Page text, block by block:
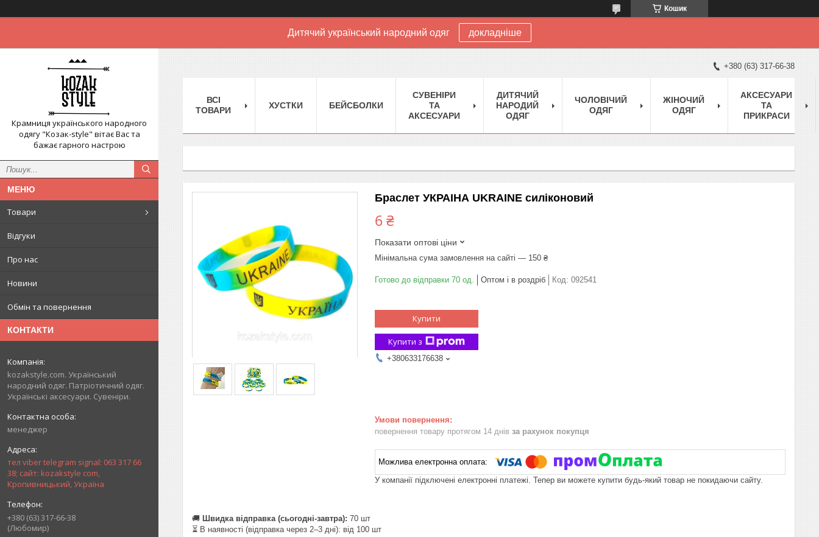
Кошик
Дитячий український народний одяг докладніше
Крамниця українського народного
одягу "Козак-style" вітає Вас та
бажає гарного настрою
Товари
Відгуки
Про нас
Новини
Обмін та повернення
КОНТАКТИ
kozakstyle.com. Український
народний одяг. Патріотичний одяг.
Українські аксесуари. Сувеніри.
менеджер
тел viber telegram signal: 063 317 66
38; сайт: kozakstyle com,
Кропивницький, Україна
+380 (63) 317-66-38
(Любомир)
+380 (63) 317-66-38
ВСІ
ТОВАРИ
XУСТКИ БЕЙСБОЛКИ
CУВЕНІРИ
ТА
АКСЕСУАРИ
ДИТЯЧИЙ
НАРОДИЙ
ОДЯГ
ЧОЛОВІЧИЙ
ОДЯГ
ЖІНОЧИЙ
ОДЯГ
АКСЕСУАРИ
ТА
ПРИКРАСИ
Браслет УКРАІНА UKRAINE силіконовий
6 ₴
Показати оптові ціни
Мінімальна сума замовлення на сайті — 150 ₴
Готово до відправки 70 од. Оптом і в роздріб Код: 092541
Купити
Купити з
+380633176638
повернення товару протягом 14 днів за рахунок покупця
У компанії підключені електронні платежі. Тепер ви можете купити будь-який товар не покидаючи сайту.
🚚 Швидка відправка (сьогодні-завтра): 70 шт
⏳ В наявності (відправка через 2–3 дні): від 100 шт